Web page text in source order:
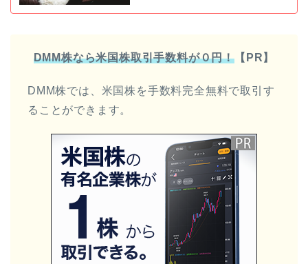
DMM株なら米国株取引手数料が０円！ 【PR】
DMM株では、米国株を手数料完全無料で取引す
ることができます。